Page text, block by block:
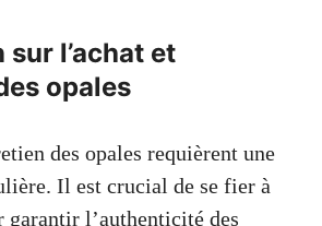
l’achat et
opales
des opales requièrent une
Il est crucial de se fier à
garantir l’authenticité des